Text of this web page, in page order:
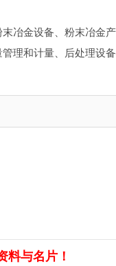
冶金设备、粉末冶金
理和计量、后处理设
料与名片！